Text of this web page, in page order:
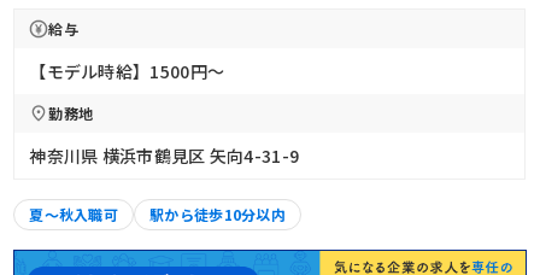
給与
【モデル時給】1500円〜
勤務地
神奈川県 横浜市鶴見区 矢向4-31-9
夏～秋入職可 駅から徒歩10分以内